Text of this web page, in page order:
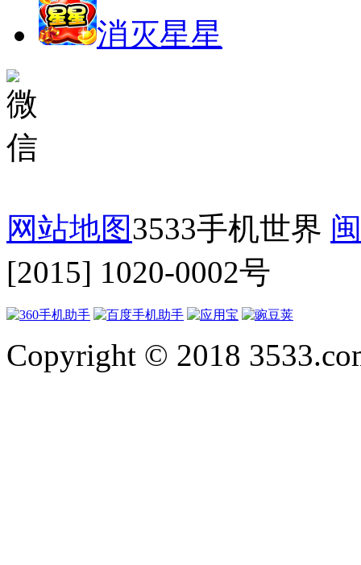
消灭星星
网站地图3533手机世界
[2015] 1020-0002号
Copyright © 2018